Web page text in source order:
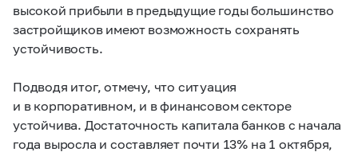
высокой прибыли в предыдущие годы большинство
застройщиков имеют возможность сохранять
устойчивость.
Подводя итог, отмечу, что ситуация
и в корпоративном, и в финансовом секторе
устойчива. Достаточность капитала банков с начала
года выросла и составляет почти 13% на 1 октября,